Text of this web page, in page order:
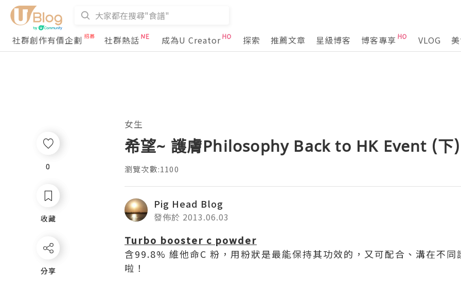
社群創作有價企劃
社群熱話 成為U Creator 探索 推薦文章 星級博客 博客專享 VLOG
0
收藏
分享
女生
希望~ 護膚Philosophy Back to HK Event (下)
瀏覽次數:1100
Pig Head Blog
發佈於 2013.06.03
Turbo booster c powder
含99.8% 維他命C 粉，用粉狀是最能保持其功效的，又可配合、溝在不同
啦！
0
收藏
分享